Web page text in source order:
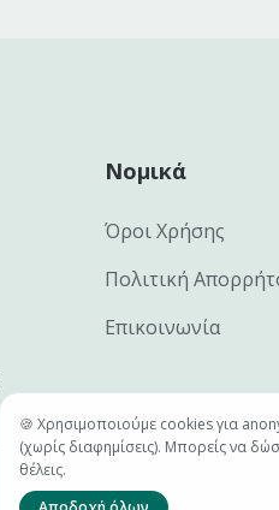
Νομικά
Όροι Χρήσης
Πολιτική
Επικοινωνία
🍪 Χρησιμοποιούμε cookies για
(χωρίς διαφημίσεις). Μπορείς να
θέλεις.